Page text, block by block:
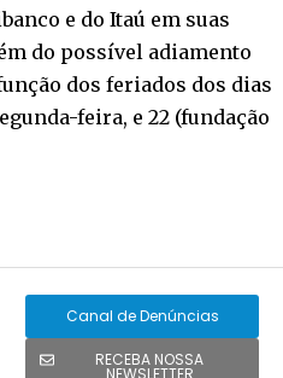
e do Itaú em suas
do possível adiamento
dos feriados dos dias
feira, e 22 (fundação
Canal de Denúncias
RECEBA NOSSA